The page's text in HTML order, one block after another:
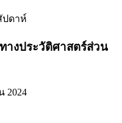
ปดาห์
ทางประวัติศาสตร์ส่วน
2024